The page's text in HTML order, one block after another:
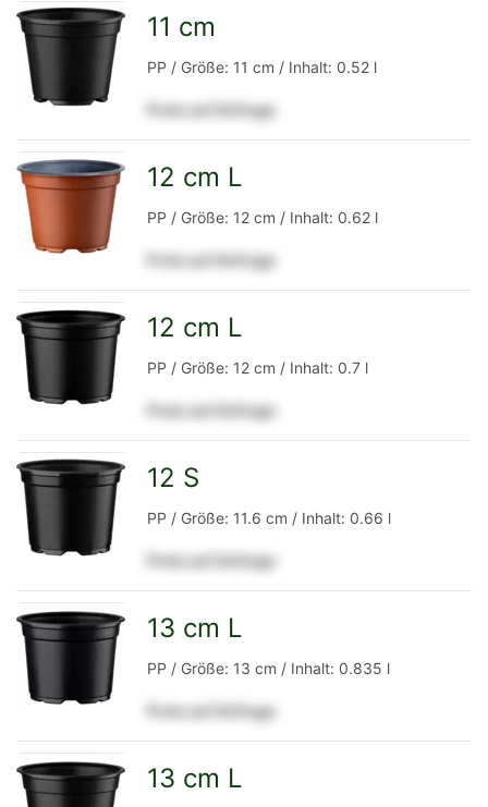
Detailseite
Detailseite
11 cm
PP / Größe: 11 cm / Inhalt: 0.52 l
Preis auf Anfrage
Detailseite
12 cm L
PP / Größe: 12 cm / Inhalt: 0.62 l
Preis auf Anfrage
Detailseite
12 cm L
PP / Größe: 12 cm / Inhalt: 0.7 l
Preis auf Anfrage
Detailseite
12 S
PP / Größe: 11.6 cm / Inhalt: 0.66 l
Preis auf Anfrage
Detailseite
13 cm L
PP / Größe: 13 cm / Inhalt: 0.835 l
Preis auf Anfrage
13 cm L